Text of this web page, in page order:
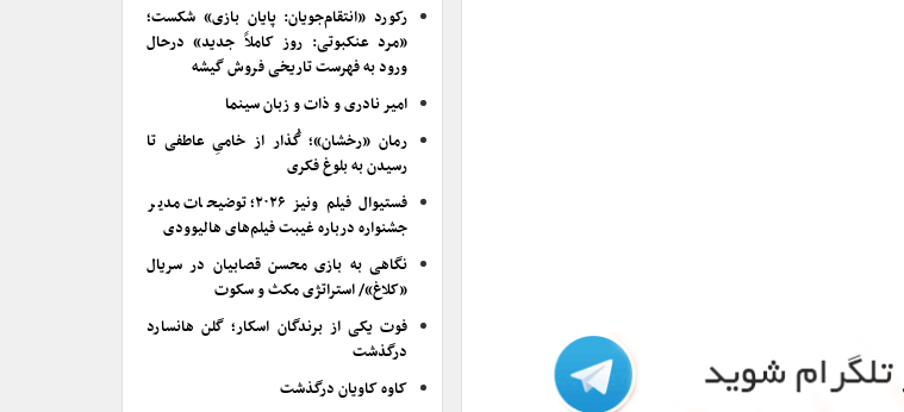
رکورد «انتقام‌جویان: پایان بازی» شکست؛
«مرد عنکبوتی: روز کاملاً جدید» درحال
ورود به فهرست تاریخی فروش گیشه
امیر نادری و ذات و زبان سینما
رمان «رخشان»؛ گُذار از خامیِ عاطفی تا
رسیدن به بلوغ فکری
فستیوال فیلم ونیز ۲۰۲۶؛ توضیحات مدیر
جشنواره درباره غیبت فیلم‌های هالیوودی
نگاهی به بازی محسن قصابیان در سریال
«کلاغ»/ استراتژی مکث و سکوت
فوت یکی از برندگان اسکار؛ گلن هانسارد
درگذشت
کاوه کاویان درگذشت